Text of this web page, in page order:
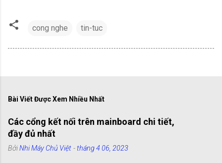
cong nghe tin-tuc
Bài Viết Được Xem Nhiều Nhất
Các cổng kết nối trên mainboard chi tiết,
đầy đủ nhất
BởiNhi Máy Chủ Việt -tháng 4 06, 2023